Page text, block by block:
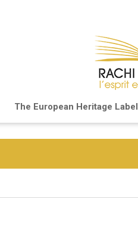
The European Heritage Label